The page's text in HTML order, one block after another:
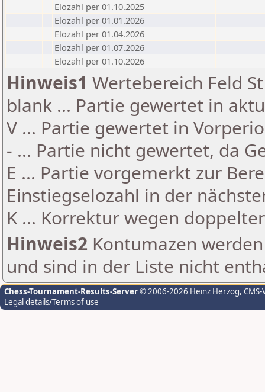
Elozahl per 01.10.2025
Elozahl per 01.01.2026
Elozahl per 01.04.2026
Elozahl per 01.07.2026
Elozahl per 01.10.2026
Hinweis1 Wertebereich Feld
blank ... Partie gewertet in
V ... Partie gewertet in
- ... Partie nicht gewertet, da
E ... Partie vorgemerkt zur
Einstiegselozahl in der
K ... Korrektur wegen
Hinweis2 Kontumazen
und sind in der Liste nicht
Chess-Tournament-Results-Server© 2006-2026 Heinz Herzog,
Legal details/Terms of use